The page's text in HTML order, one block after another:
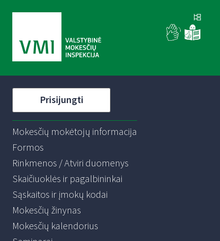
Prisijungti
Mokesčių mokėtojų informacija
Formos
Rinkmenos / Atviri duomenys
Skaičiuoklės ir pagalbininkai
Sąskaitos ir įmokų kodai
Mokesčių žinynas
Mokesčių kalendorius